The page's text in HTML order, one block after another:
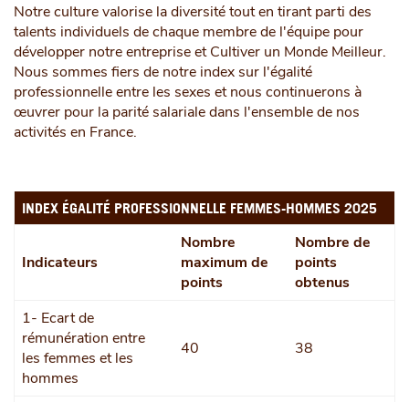
Notre culture valorise la diversité tout en tirant parti des
talents individuels de chaque membre de l'équipe pour
développer notre entreprise et Cultiver un Monde Meilleur.
Nous sommes fiers de notre index sur l'égalité
professionnelle entre les sexes et nous continuerons à
œuvrer pour la parité salariale dans l'ensemble de nos
activités en France.
INDEX ÉGALITÉ PROFESSIONNELLE FEMMES-HOMMES 2025
Indicateurs
Nombre
maximum de
points
Nombre de
points
obtenus
1- Ecart de
rémunération entre
les femmes et les
hommes
40 38